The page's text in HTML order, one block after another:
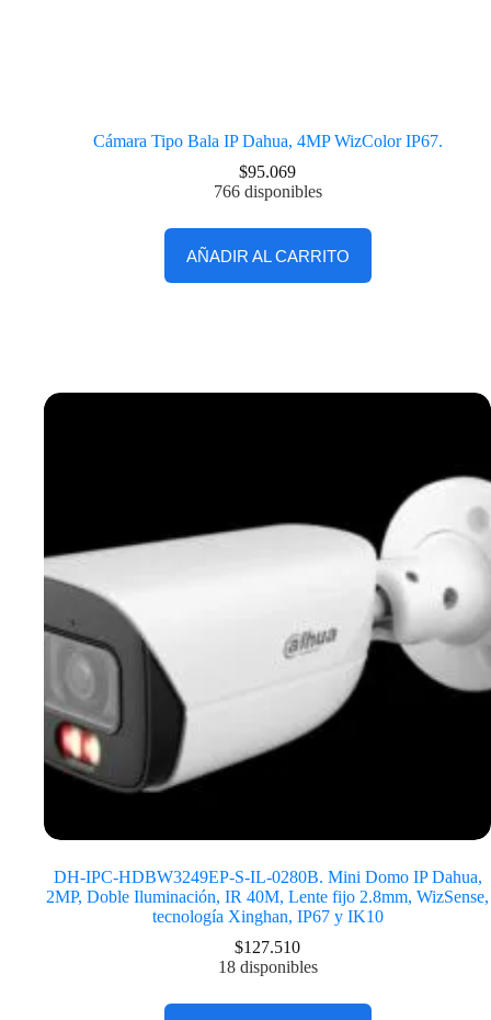
Cámara Tipo Bala IP Dahua, 4MP WizColor IP67.
$95.069
766 disponibles
AÑADIR AL CARRITO
DH-IPC-HDBW3249EP-S-IL-0280B. Mini Domo IP Dahua,
2MP, Doble Iluminación, IR 40M, Lente fijo 2.8mm, WizSense,
tecnología Xinghan, IP67 y IK10
$127.510
18 disponibles